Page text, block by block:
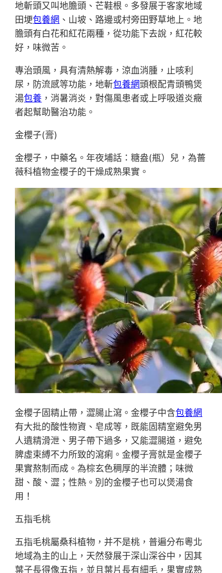
地斬頭又叫地膽頭、芒鞋根。多發展于客家地域
田埂包養網 、山坡、路邊或村旁田野草地上。地
膽頭有白花和紅花兩種，從功能下去說，紅花較
好，味微苦。
專治頭風，具有清熱解毒，涼血消腫，止咳利
尿，防流感等功能，地斬包養網頭根配青頭鴨煲
湯包養 ，消暑消炎，對傷風患者或上呼吸道炎癥
者起幫助醫治功能。
金櫻子(膏)
金櫻子，中藥名。年夜埔話：糖盎(瓶）兒，為薔
薇科植物金櫻子的干燥成熟果實。
金櫻子固精止帶，澀腸止瀉。金櫻子中含包養網
有大批的酸性物資、皂成等，既能固精室避免男
人遺精滑泄、男子帶下過多，又能澀腸道，避免
脾虛束縛不力所致的瀉痢。金櫻子膏就是金櫻子
果實熬制而成。為棕玄色稠厚的半流體；味微
甜、酸、澀；性熱。別的金櫻子也可以煲湯食
用！
五指毛桃
五指毛桃屬桑科植物，并不是桃，普遍分布粵北
地域為主的山上，天然發展于深山深谷中，因其
葉子長得像五指，並且葉片長有細毛，果實成熟